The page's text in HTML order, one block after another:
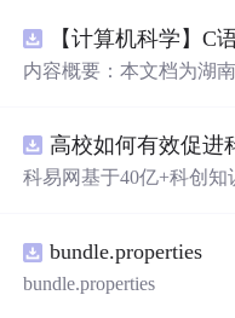
内容概要：本文档为湖
循环）、数组、字符串
等内容。题目形式为单
业学习C语言课程的学生
化基础知识的初学者。; 使用场景及目标：①用于考前复
习，检验对C语言核心
科易网基于40亿+科创
新领域的AI+数智化解决
智能化发展。
bundle.properties
bundle.properties